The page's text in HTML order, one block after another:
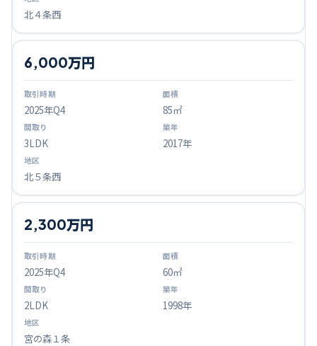
北４条西
2025年Q4
6,000万円
85㎡
3LDK 2017年
北５条西
2025年Q4
2,300万円
60㎡
2LDK 1998年
宮の森１条